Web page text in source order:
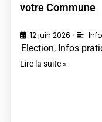
votre Commune
12 juin 2026 •
Election, Infos
Lire la suite »